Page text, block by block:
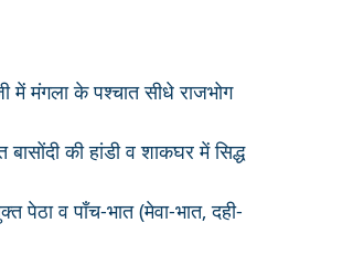
में मंगला के पश्चात सीधे राजभोग
की हांडी व शाकघर में सिद्ध
व पाँच-भात (मेवा-भात, दही-